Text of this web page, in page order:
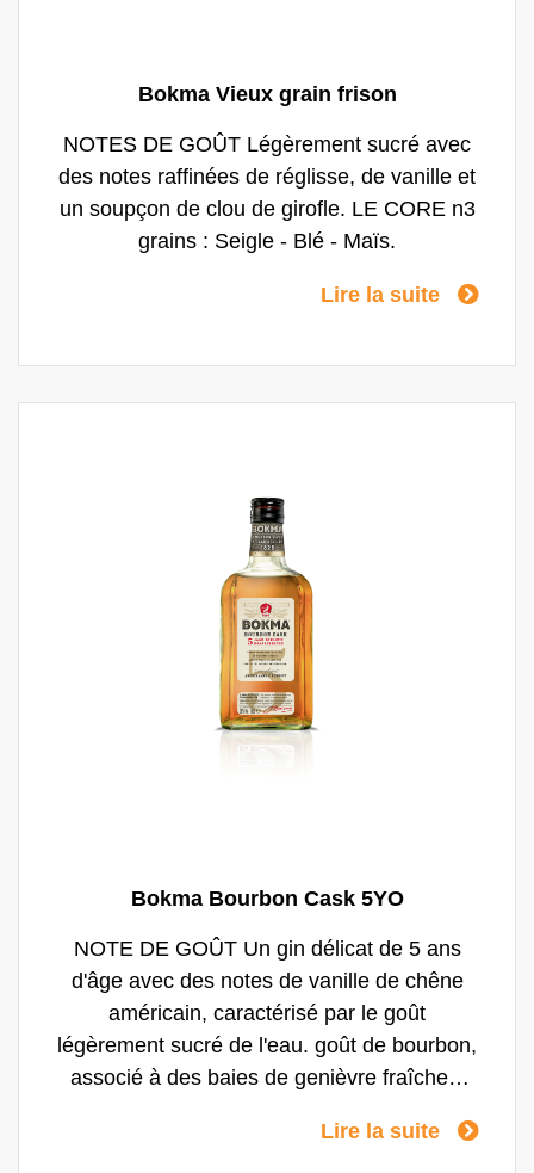
Bokma Vieux grain frison
NOTES DE GOÛT Légèrement sucré avec
des notes raffinées de réglisse, de vanille et
un soupçon de clou de girofle. LE CORE n3
grains : Seigle - Blé - Maïs.
Lire la suite
Bokma Bourbon Cask 5YO
NOTE DE GOÛT Un gin délicat de 5 ans
d'âge avec des notes de vanille de chêne
américain, caractérisé par le goût
légèrement sucré de l'eau. goût de bourbon,
associé à des baies de genièvre fraîches.
Lire la suite